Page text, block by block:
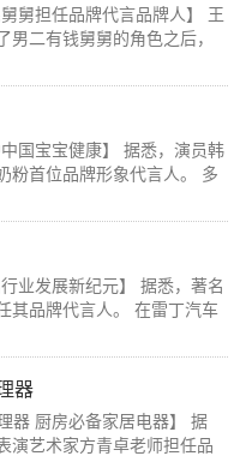
舅担任品牌代言品牌人】 王
二有钱舅舅的角色之后，
国宝宝健康】 据悉，演员韩
粉首位品牌形象代言人。 多
业发展新纪元】 据悉，著名
其品牌代言人。 在雷丁汽车
器
器 厨房必备家居电器】 据
演艺术家方青卓老师担任品